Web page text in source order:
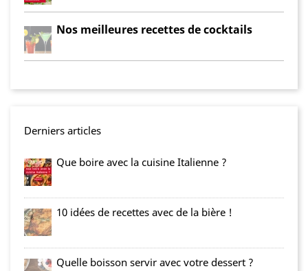
Nos meilleures recettes de cocktails
Derniers articles
Que boire avec la cuisine Italienne ?
10 idées de recettes avec de la bière !
Quelle boisson servir avec votre dessert ?